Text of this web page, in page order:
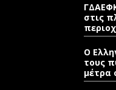
στις
Ο
τους
μέτρα